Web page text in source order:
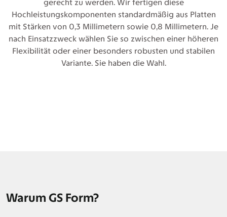
gerecht zu werden. Wir fertigen diese
Hochleistungskomponenten standardmäßig aus Platten
mit Stärken von 0,3 Millimetern sowie 0,8 Millimetern. Je
nach Einsatzzweck wählen Sie so zwischen einer höheren
Flexibilität oder einer besonders robusten und stabilen
Variante. Sie haben die Wahl.
Warum GS Form?